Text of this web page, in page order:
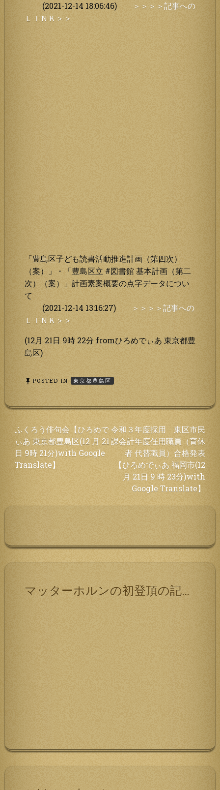
(2021-12-14 18:06:46)
＞＞＞＞記事への
ＬＩＮＫ＞＞
「豊島区子ども読書活動推進計画（第四次）
（案）」・「豊島区立 #図書館 基本計画（第二
次）（案）」計画素案概要の点字データについ
て
(2021-12-14 13:16:27)
＞＞＞＞記事への
ＬＩＮＫ＞＞
(12月 21日 9時 22分 fromひろめでぃあ 東京都豊
島区)
POSTED IN 東京都豊島区
投
稿
ナ
ビ
ふくろう俳句会【ひろめで
ぃあ 東京都豊島区(12 月 21
日 9時 21分)with Google
Translate】
令和３年度採用 東区市民
課会計年度任用職員（育休
者 代替職員）合格発表
【ひろめでぃあ 福岡市(12
月 21日 9 時 23分)with
Google Translate】
マッターホルンの初登頂の記録です